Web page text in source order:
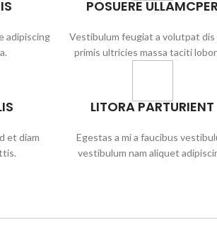
adipiscing
et diam
POSUERE ULLAMCPER
Vestibulum feugiat a volutpat dis
primis ultricies massa taciti
LITORA PARTURIENT
Egestas a mi a faucibus
vestibulum nam aliquet